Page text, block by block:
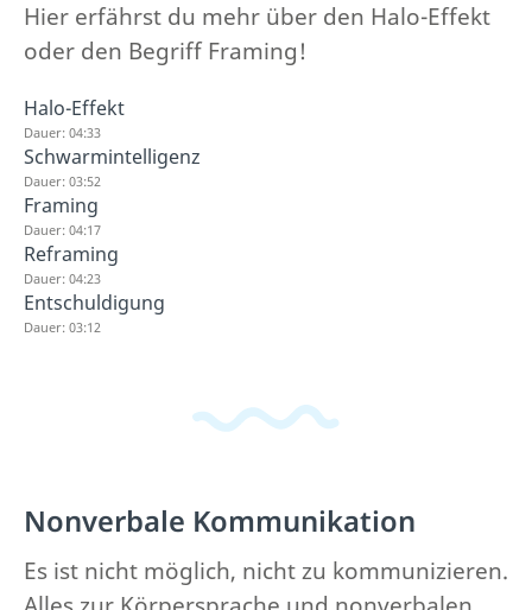
Hier erfährst du mehr über den Halo-Effekt
oder den Begriff Framing!
Halo-Effekt
Dauer: 04:33
Schwarmintelligenz
Dauer: 03:52
Framing
Dauer: 04:17
Reframing
Dauer: 04:23
Entschuldigung
Dauer: 03:12
Nonverbale Kommunikation
Es ist nicht möglich, nicht zu kommunizieren.